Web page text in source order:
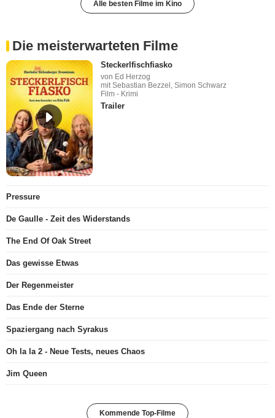
Alle besten Filme im Kino
Die meisterwarteten Filme
Steckerlfischfiasko
von Ed Herzog
mit Sebastian Bezzel, Simon Schwarz
Film - Krimi
Trailer
Pressure
De Gaulle - Zeit des Widerstands
The End Of Oak Street
Das gewisse Etwas
Der Regenmeister
Das Ende der Sterne
Spaziergang nach Syrakus
Oh la la 2 - Neue Tests, neues Chaos
Jim Queen
Kommende Top-Filme